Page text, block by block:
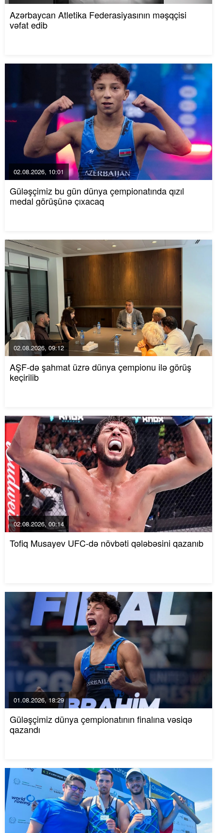
Azərbaycan Atletika Federasiyasının məşqçisi
vəfat edib
02.08.2026, 10:01
Güləşçimiz bu gün dünya çempionatında qızıl
medal görüşünə çıxacaq
02.08.2026, 09:12
AŞF-də şahmat üzrə dünya çempionu ilə görüş
keçirilib
02.08.2026, 00:14
Tofiq Musayev UFC-də növbəti qələbəsini qazanıb
01.08.2026, 18:29
Güləşçimiz dünya çempionatının finalına vəsiqə
qazandı